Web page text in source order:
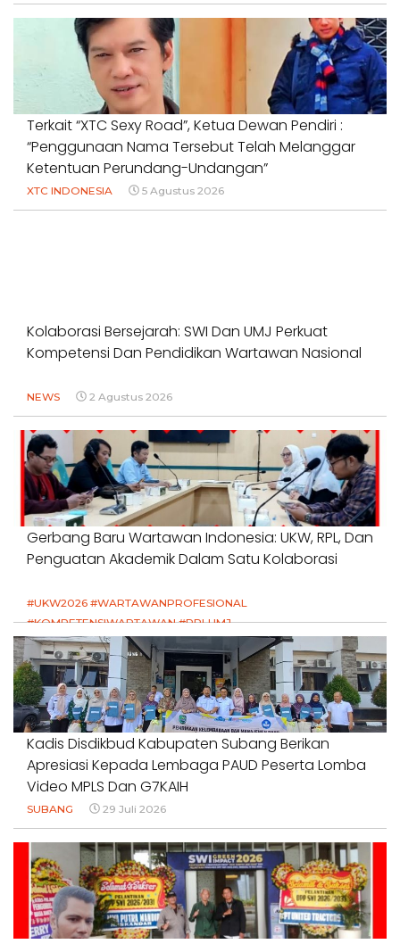
Terkait “XTC Sexy Road”, Ketua Dewan Pendiri :
“Penggunaan Nama Tersebut Telah Melanggar
Ketentuan Perundang-Undangan”
XTC INDONESIA 5 Agustus 2026
Kolaborasi Bersejarah: SWI Dan UMJ Perkuat
Kompetensi Dan Pendidikan Wartawan Nasional
NEWS 2 Agustus 2026
Gerbang Baru Wartawan Indonesia: UKW, RPL, Dan
Penguatan Akademik Dalam Satu Kolaborasi
#UKW2026 #WARTAWANPROFESIONAL
#KOMPETENSIWARTAWAN #RPLUMJ
#PENDIDIKANWARTAWAN #SWINASIONAL #SWIJABAR
1 Agustus 2026
Kadis Disdikbud Kabupaten Subang Berikan
Apresiasi Kepada Lembaga PAUD Peserta Lomba
Video MPLS Dan G7KAIH
SUBANG 29 Juli 2026